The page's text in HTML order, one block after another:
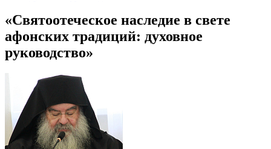
«Святоотеческое наследие в свете
афонских традиций: духовное
руководство»